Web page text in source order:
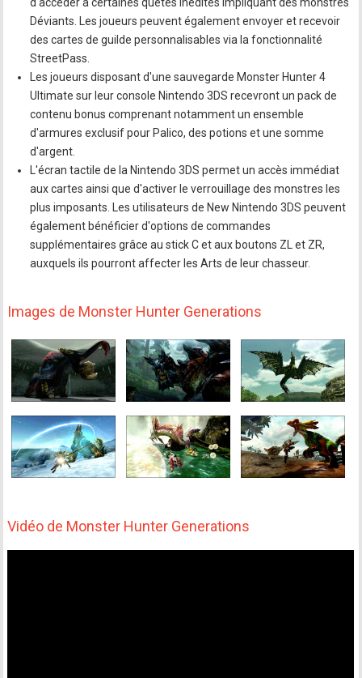
Déviants. Les joueurs peuvent également envoyer et recevoir
des cartes de guilde personnalisables via la fonctionnalité
StreetPass.
Les joueurs disposant d'une sauvegarde Monster Hunter 4
Ultimate sur leur console Nintendo 3DS recevront un pack de
contenu bonus comprenant notamment un ensemble
d'armures exclusif pour Palico, des potions et une somme
d'argent.
L'écran tactile de la Nintendo 3DS permet un accès immédiat
aux cartes ainsi que d'activer le verrouillage des monstres les
plus imposants. Les utilisateurs de New Nintendo 3DS peuvent
également bénéficier d'options de commandes
supplémentaires grâce au stick C et aux boutons ZL et ZR,
auxquels ils pourront affecter les Arts de leur chasseur.
Images de Monster Hunter Generations
Vidéo de Monster Hunter Generations